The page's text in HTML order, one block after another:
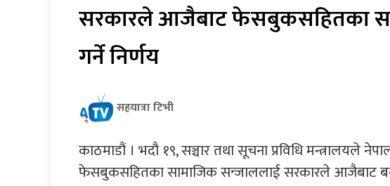
सरकारले आजैबाट फेसबुकसहितका
गर्ने निर्णय
सहयात्रा टिभी
काठमाडौं । भदौ १९, सञ्चार तथा सूचना प्रविधि मन्त्रालयले
फेसबुकसहितका सामाजिक सन्जाललाई सरकारले आजैबाट